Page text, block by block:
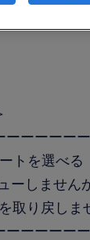
ーーーーー
トを選べる
ーしません
取り戻しま
ーーーーー